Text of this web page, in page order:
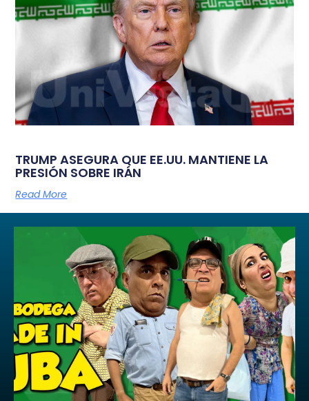
TRUMP ASEGURA QUE EE.UU. MANTIENE LA
PRESIÓN SOBRE IRÁN
Read More